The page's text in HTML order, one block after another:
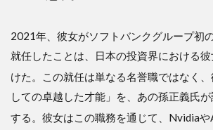
2021年、彼女がソフトバンクグループ初
就任したことは、日本の投資界における
けた 。この就任は単なる名誉職ではなく
しての卓越した才能」を、あの孫正義氏
する 。彼女はこの職務を通じて、Nvidia